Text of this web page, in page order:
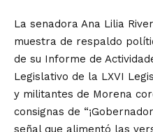
La senadora Ana Lilia
muestra de respaldo
de su Informe de
Legislativo de la LXVI
y militantes de Morena
consignas de
señal que alimentó las